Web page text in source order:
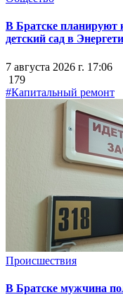
В Братске планируют
детский сад в
7 августа 2026 г. 17:06
179
#Капитальный ремонт
Происшествия
В Братске мужчина